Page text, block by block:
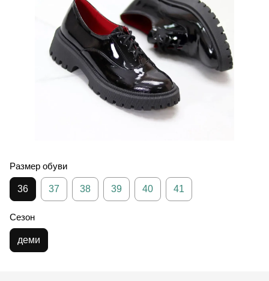
Размер обуви
36 37 38 39 40 41
Сезон
деми